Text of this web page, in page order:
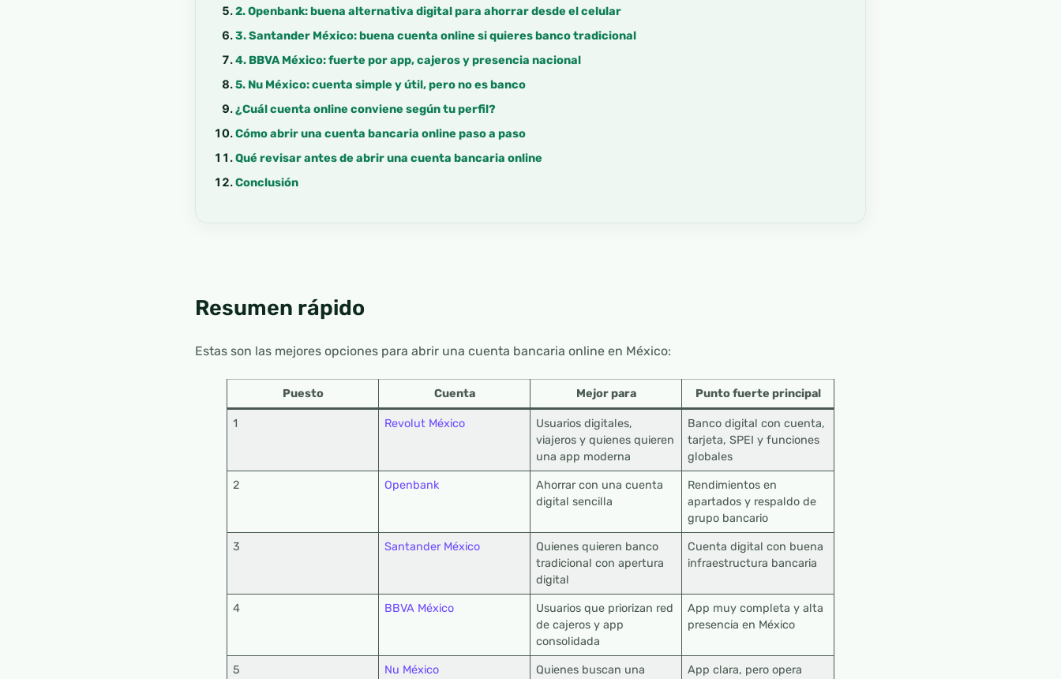
2. Openbank: buena alternativa digital para ahorrar desde el celular
3. Santander México: buena cuenta online si quieres banco tradicional
4. BBVA México: fuerte por app, cajeros y presencia nacional
5. Nu México: cuenta simple y útil, pero no es banco
¿Cuál cuenta online conviene según tu perfil?
Cómo abrir una cuenta bancaria online paso a paso
Qué revisar antes de abrir una cuenta bancaria online
Conclusión
Resumen rápido
Estas son las mejores opciones para abrir una cuenta bancaria online en México:
Puesto Cuenta Mejor para Punto fuerte principal
1 Revolut México
Usuarios digitales,
viajeros y quienes quieren
una app moderna
Banco digital con cuenta,
tarjeta, SPEI y funciones
globales
2 Openbank
Ahorrar con una cuenta
digital sencilla
Rendimientos en
apartados y respaldo de
grupo bancario
3 Santander México
Quienes quieren banco
tradicional con apertura
digital
Cuenta digital con buena
infraestructura bancaria
4 BBVA México
Usuarios que priorizan red
de cajeros y app
consolidada
App muy completa y alta
presencia en México
5 Nu México
Quienes buscan una
App clara, pero opera